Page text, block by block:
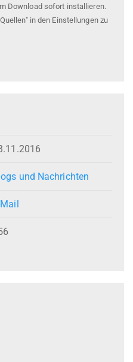
Download sofort installieren.
in den Einstellungen zu
und Nachrichten